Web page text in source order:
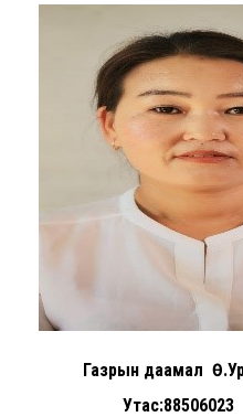
Газрын даамал
Утас:88506023